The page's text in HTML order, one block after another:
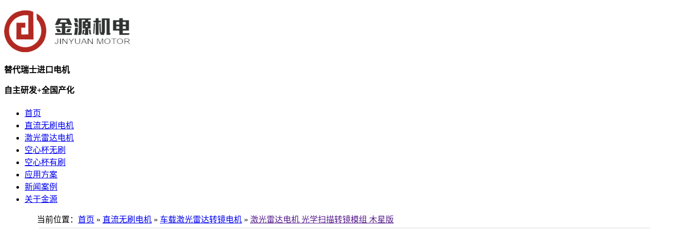
替代瑞士进口电机
自主研发+全国产化
首页
直流无刷电机
激光雷达电机
空心杯无刷
空心杯有刷
应用方案
新闻案例
关于金源
当前位置： 首页 » 直流无刷电机 » 车载激光雷达转镜电机 » 激光雷达电机 光学扫描转镜模组 木星版